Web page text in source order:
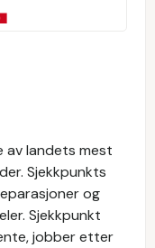
av landets mest
Sjekkpunkts
og
Sjekkpunkt
jobber etter